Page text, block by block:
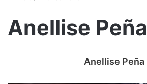
Anellise Peña
Anellise Peña